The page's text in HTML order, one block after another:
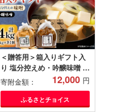
＜贈答用＞箱入りギフト入
り 塩分控えめ・吟醸味噌 粒
(2kg×各1個) 信州味噌の
丸井伊藤商店【1576470】
寄附金額： 12,000 円
ふるさとチョイス